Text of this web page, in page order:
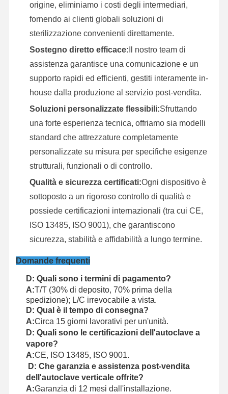
origine, eliminiamo i costi degli intermediari,
fornendo ai clienti globali soluzioni di
sterilizzazione convenienti direttamente.
Sostegno diretto efficace: Il nostro team di
assistenza garantisce una comunicazione e un
supporto rapidi ed efficienti, gestiti interamente in-
house dalla produzione al servizio post-vendita.
Soluzioni personalizzate flessibili:Sfruttando
una forte esperienza tecnica, offriamo sia modelli
standard che attrezzature completamente
personalizzate su misura per specifiche esigenze
strutturali, funzionali o di controllo.
Qualità e sicurezza certificati:Ogni dispositivo è
sottoposto a un rigoroso controllo di qualità e
possiede certificazioni internazionali (tra cui CE,
ISO 13485, ISO 9001), che garantiscono
sicurezza, stabilità e affidabilità a lungo termine.
Domande frequenti
D: Quali sono i termini di pagamento?
A:T/T (30% di deposito, 70% prima della
spedizione); L/C irrevocabile a vista.
D: Qual è il tempo di consegna?
A:Circa 15 giorni lavorativi per un'unità.
D: Quali sono le certificazioni dell'autoclave a
vapore?
A:CE, ISO 13485, ISO 9001.
D: Che garanzia e assistenza post-vendita
dell'autoclave verticale offrite?
A:Garanzia di 12 mesi dall'installazione.